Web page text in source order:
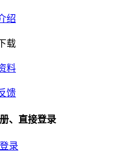
绍
载
料
馈
、直接登录
录